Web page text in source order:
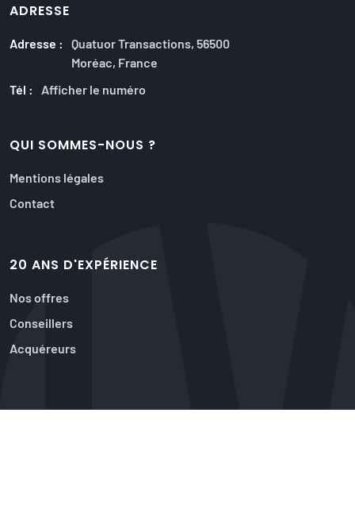
ADRESSE
Adresse : Quatuor Transactions, 56500
Moréac, France
Tél :
Afficher le numéro
QUI SOMMES-NOUS ?
Mentions légales
Contact
20 ANS D'EXPÉRIENCE
Nos offres
Conseillers
Acquéreurs